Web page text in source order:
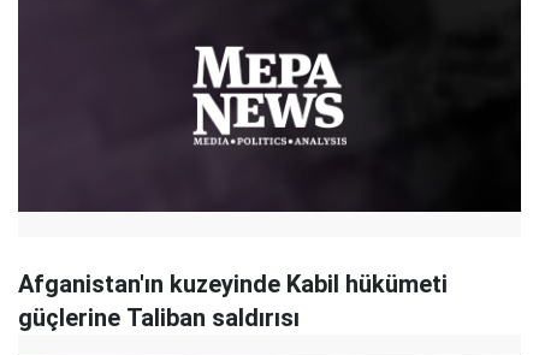
Afganistan'ın kuzeyinde Kabil hükümeti
güçlerine Taliban saldırısı